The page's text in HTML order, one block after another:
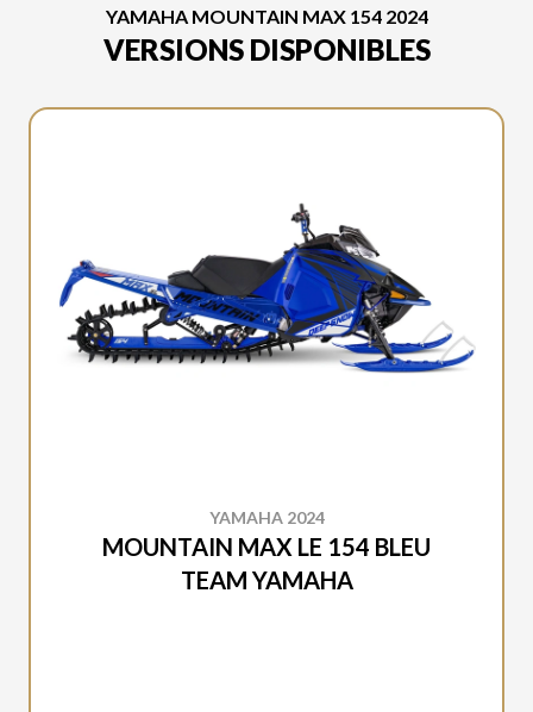
YAMAHA MOUNTAIN MAX 154 2024
VERSIONS DISPONIBLES
YAMAHA 2024
MOUNTAIN MAX LE 154 BLEU
TEAM YAMAHA